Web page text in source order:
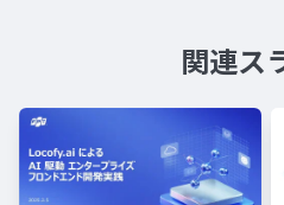
関連ス